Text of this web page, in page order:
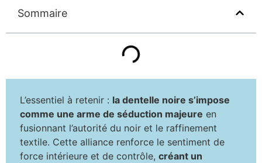
Sommaire
L’essentiel à retenir : la dentelle noire s’impose
comme une arme de séduction majeure en
fusionnant l’autorité du noir et le raffinement
textile. Cette alliance renforce le sentiment de
force intérieure et de contrôle, créant un